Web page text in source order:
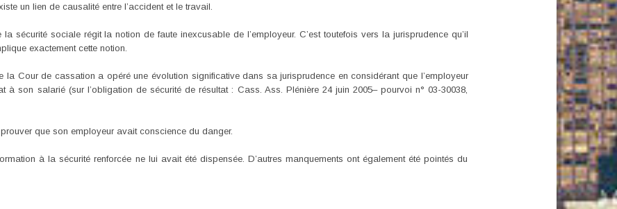
un lien de causalité entre l’accident et le travail.
sécurité sociale régit la notion de faute inexcusable de l’employeur. C’est toutefois vers la jurisprudence qu’il
exactement cette notion.
la Cour de cassation a opéré une évolution significative dans sa jurisprudence en considérant que l’employeur
à son salarié (sur l’obligation de sécurité de résultat : Cass. Ass. Plénière 24 juin 2005– pourvoi n° 03-30038,
que son employeur avait conscience du danger.
à la sécurité renforcée ne lui avait été dispensée. D’autres manquements ont également été pointés du